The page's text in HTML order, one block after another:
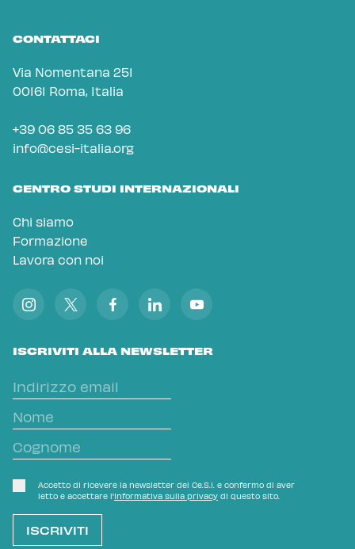
CONTATTACI
Via Nomentana 251
00161 Roma, Italia
+39 06 85 35 63 96
info@cesi-italia.org
CENTRO STUDI INTERNAZIONALI
Chi siamo
Formazione
Lavora con noi
ISCRIVITI ALLA NEWSLETTER
Accetto di ricevere la newsletter del Ce.S.I. e confermo di aver
letto e accettare l'Informativa sulla privacy di questo sito.